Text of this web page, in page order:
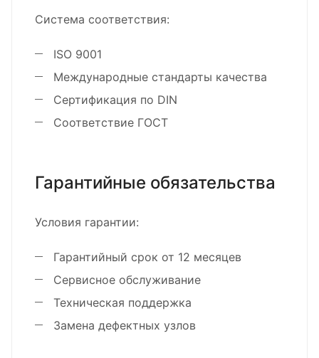
Система соответствия:
ISO 9001
Международные стандарты качества
Сертификация по DIN
Соответствие ГОСТ
Гарантийные обязательства
Условия гарантии:
Гарантийный срок от 12 месяцев
Сервисное обслуживание
Техническая поддержка
Замена дефектных узлов